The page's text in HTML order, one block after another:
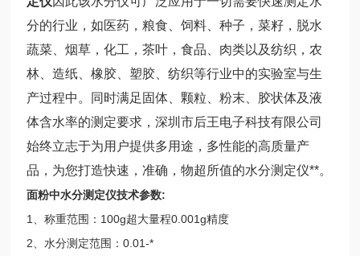
分的行业，如医药，粮食、饲料、种子，菜籽，脱水
蔬菜、烟草，化工，茶叶，食品、肉类以及纺织，农
林、造纸、橡胶、塑胶、纺织等行业中的实验室与生
产过程中。同时满足固体、颗粒、粉末、胶状体及液
体含水率的测定要求，深圳市后王电子科技有限公司
始终立志于为用户提供多用途，多性能的高质量产
品，为您打造快速，准确，物超所值的水分测定仪**。
面粉中水分测定仪技术参数:
1、称重范围：100g超大量程0.001g精度
2、水分测定范围：0.01-*